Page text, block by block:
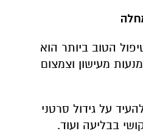
הטוב ביותר הוא
מעישון וצמצום
על גידול סרטני
בבליעה ועוד.